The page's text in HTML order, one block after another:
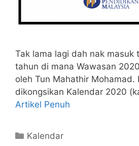
Tak lama lagi dah nak
tahun di mana Wawasan
oleh Tun Mahathir Mohamad.
dikongsikan Kalendar 2020
Artikel Penuh
Categories
Kalendar